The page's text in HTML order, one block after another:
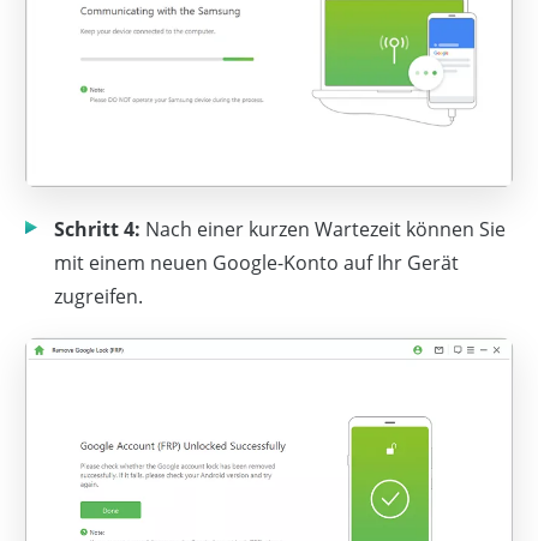
Schritt 4: Nach einer kurzen Wartezeit können Sie
mit einem neuen Google-Konto auf Ihr Gerät
zugreifen.